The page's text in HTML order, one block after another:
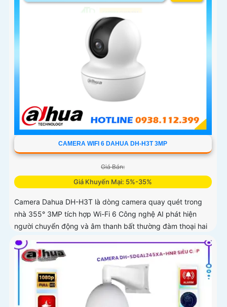
CAMERA WIFI 6 DAHUA DH-H3T 3MP
Giá Bán:
Giá Khuyến Mại: 5%-35%
Camera Dahua DH-H3T là dòng camera quay quét trong
nhà 355° 3MP tích hợp Wi-Fi 6 Công nghệ AI phát hiện
người chuyển động và âm thanh bất thường đàm thoại hai
chiều, hồng ngoại tầm xa ban đêm 10m hỗ trợ thẻ nhớ
MicroSD 256GB ONVIF và điều khiển từ xa qua ứng dụng
DMSS